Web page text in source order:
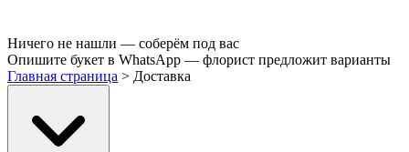
Ничего не нашли — соберём под вас
Опишите букет в WhatsApp — флорист предложит варианты
Главная страница > Доставка